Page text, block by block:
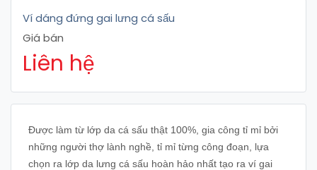
Ví dáng đứng gai lưng cá sấu
Giá bán
Liên hệ
Được làm từ lớp da cá sấu thật 100%, gia công tỉ mỉ bởi
những người thợ lành nghề, tỉ mỉ từng công đoạn, lựa
chọn ra lớp da lưng cá sấu hoàn hảo nhất tạo ra ví gai